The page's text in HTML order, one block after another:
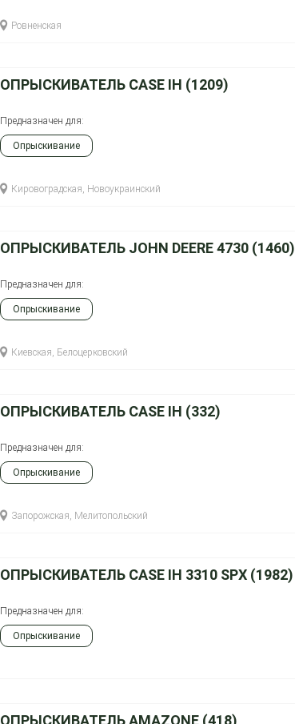
Ровненская
ОПРЫСКИВАТЕЛЬ CASE IH (1209)
Предназначен для:
Опрыскивание
Кировоградская, Новоукраинский
ОПРЫСКИВАТЕЛЬ JOHN DEERE 4730 (1460)
Предназначен для:
Опрыскивание
Киевская, Белоцерковский
ОПРЫСКИВАТЕЛЬ CASE IH (332)
Предназначен для:
Опрыскивание
Запорожская, Мелитопольский
ОПРЫСКИВАТЕЛЬ CASE IH 3310 SPX (1982)
Предназначен для:
Опрыскивание
ОПРЫСКИВАТЕЛЬ AMAZONE (418)